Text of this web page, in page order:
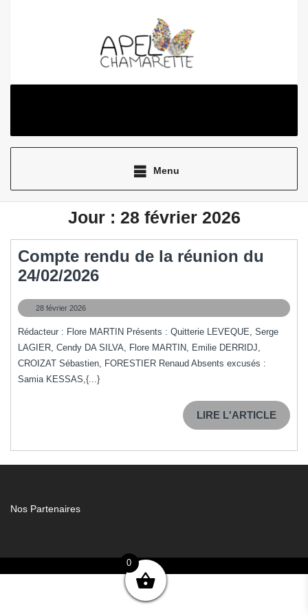
Menu
Jour : 28 février 2026
Compte rendu de la réunion du
24/02/2026Compte
de
la
réunion
du
24/02/2026
28 février 2026
février
2026
Rédacteur : Flore MARTIN Présents : Quitterie LEVEQUE, Serge
LAGIER, Cendy DA SILVA, Flore MARTIN, Emilie DERRIDJ,
CROIZAT Sébastien, FORESTIER Renaud Absents excusés :
Samia KESSAS,{...}
LIRE L'ARTICLE LIRE
Nos Partenaires
0